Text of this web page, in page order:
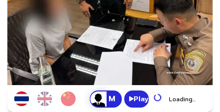
Play Loading...